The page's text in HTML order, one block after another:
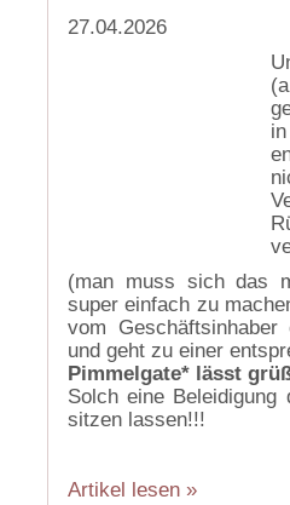
27.04.2026
(man muss sich das
super einfach zu
vom
und geht zu einer
Pimmelgate* lässt
Solch eine
sitzen lassen!!!
Artikel lesen »